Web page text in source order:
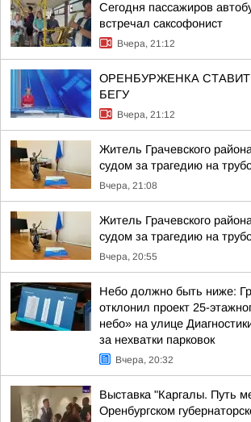
Сегодня пассажиров
встречал саксофонист
Вчера, 21:12
ОРЕНБУРЖЕНКА
БЕГУ
Вчера, 21:12
Житель Грачевского
судом за трагедию на
Вчера, 21:08
Житель Грачевского
судом за трагедию на
Вчера, 20:55
Небо должно быть ниже:
отклонил проект 25-
небо» на улице
за нехватки парковок
Вчера, 20:32
Выставка "Каргалы. Путь
Оренбургском